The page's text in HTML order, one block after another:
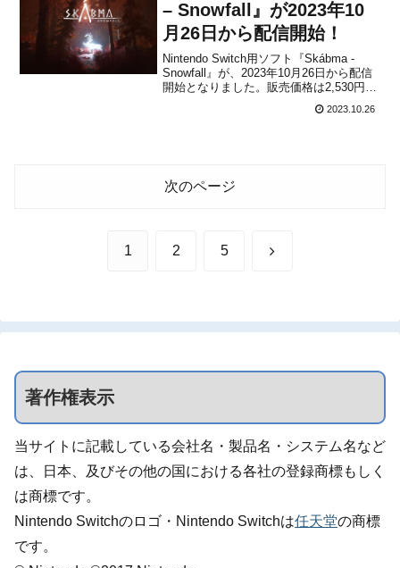
– Snowfall』が2023年10
月26日から配信開始！
Nintendo Switch用ソフト『Skábma -
Snowfall』が、2023年10月26日から配信
開始となりました。販売価格は2,530円
Snowfall Console Launch Trailer本作は、
2023.10.26
次のページ
1 2 5 次
著作権表示
当サイトに記載している会社名・製品名・システム名など
は、日本、及びその他の国における各社の登録商標もしく
は商標です。
Nintendo Switchのロゴ・Nintendo Switchは任天堂の商標
です。